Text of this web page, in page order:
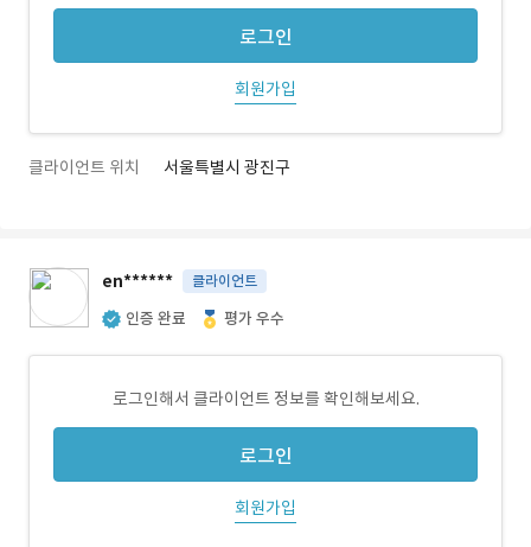
로그인
회원가입
클라이언트 위치 서울특별시 광진구
en****** 클라이언트
인증 완료 평가 우수
로그인해서 클라이언트 정보를 확인해보세요.
로그인
회원가입